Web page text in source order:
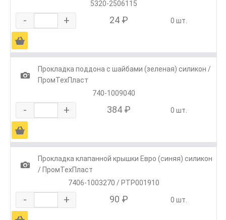
5320-2506115
- + 24 ₽ 0 шт.
Ä
1
Прокладка поддона с шайбами (зеленая) силикон /
ПромТехПласт
740-1009040
- + 384 ₽ 0 шт.
Ä
1
Прокладка клапанной крышки Евро (синяя) силикон
/ ПромТехПласт
7406-1003270 / РТР001910
- + 90 ₽ 0 шт.